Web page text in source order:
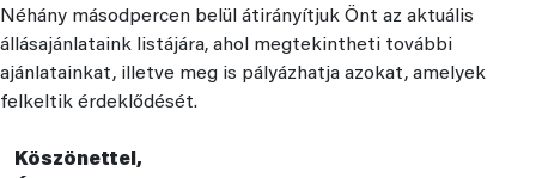
Néhány másodpercen belül átirányítjuk Önt az aktuális
állásajánlataink listájára, ahol megtekintheti további
ajánlatainkat, illetve meg is pályázhatja azokat, amelyek
felkeltik érdeklődését.
Köszönettel,